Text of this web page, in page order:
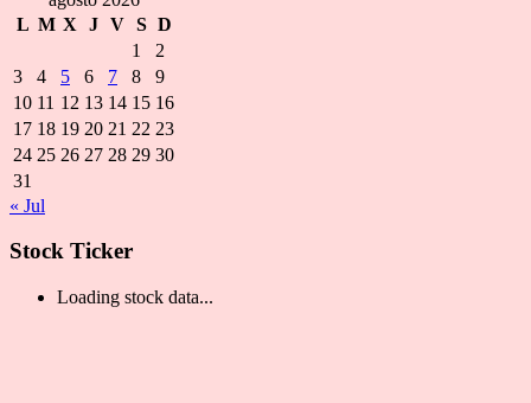
L M X J V S D
1
2
3
4 5 6 7 8
9
10 11 12 13 14 15 16
17 18 19 20 21 22 23
24 25 26 27 28 29 30
31
« Jul
Stock Ticker
Loading stock data...